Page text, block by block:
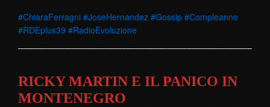
#ChiaraFerragni #JoseHernandez #Gossip #Compleanno
#RDEplus39 #RadioEvoluzione
RICKY MARTIN E IL PANICO IN
MONTENEGRO